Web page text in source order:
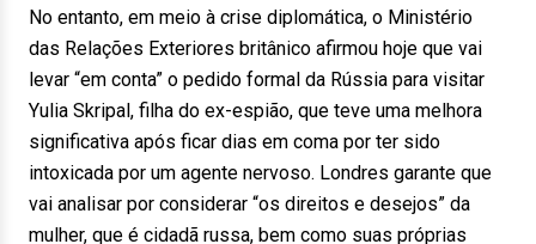
No entanto, em meio à crise diplomática, o Ministério
das Relações Exteriores britânico afirmou hoje que vai
levar “em conta” o pedido formal da Rússia para visitar
Yulia Skripal, filha do ex-espião, que teve uma melhora
significativa após ficar dias em coma por ter sido
intoxicada por um agente nervoso. Londres garante que
vai analisar por considerar “os direitos e desejos” da
mulher, que é cidadã russa, bem como suas próprias